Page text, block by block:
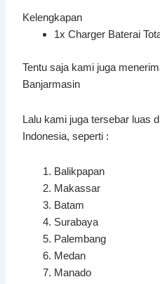
Kelengkapan
1x Charger Baterai
Tentu saja kami juga
Banjarmasin
Lalu kami juga tersebar luas
Indonesia, seperti :
Balikpapan
Makassar
Batam
Surabaya
Palembang
Medan
Manado